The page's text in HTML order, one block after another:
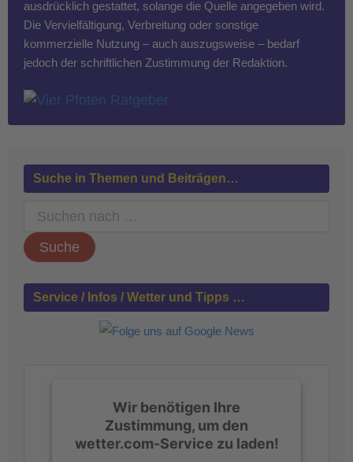
ausdrücklich gestattet, solange die Quelle angegeben wird.
Die Vervielfältigung, Verbreitung oder sonstige
kommerzielle Nutzung – auch auszugsweise – bedarf
jedoch der schriftlichen Zustimmung der Redaktion.
Suche in Themen und Beiträgen…
c
h
n
Service / Infos / Wetter und Tipps …
Wir benötigen Ihre
Zustimmung, um den
wetter.com-Service zu laden!